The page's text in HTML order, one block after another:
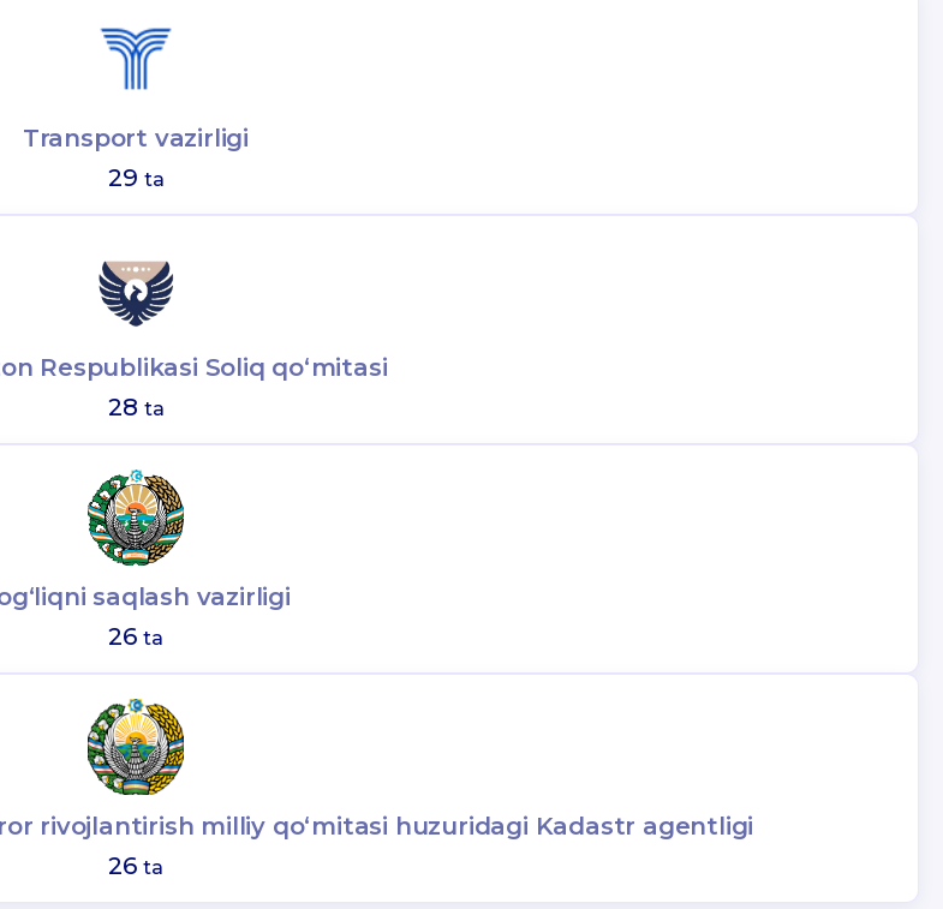
Transport vazirligi
29 ta
Respublikasi Soliq qo‘mitasi
28 ta
saqlash vazirligi
26 ta
rivojlantirish milliy qo‘mitasi huzuridagi Kadastr agentligi
26 ta